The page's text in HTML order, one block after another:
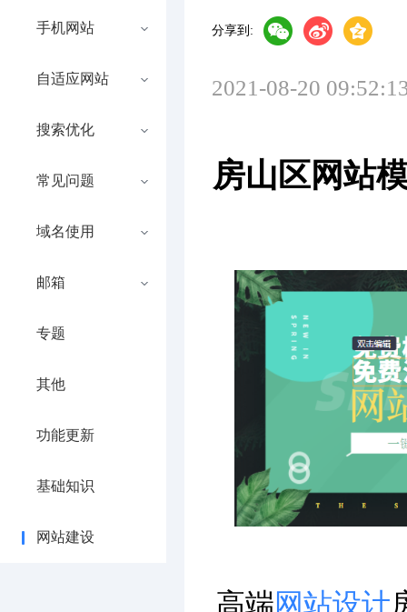
手机网站
自适应网站
搜索优化
常见问题
域名使用
邮箱
专题
其他
功能更新
基础知识
网站建设
分享到:
2021-08-20
房山区网站
高端网站设计